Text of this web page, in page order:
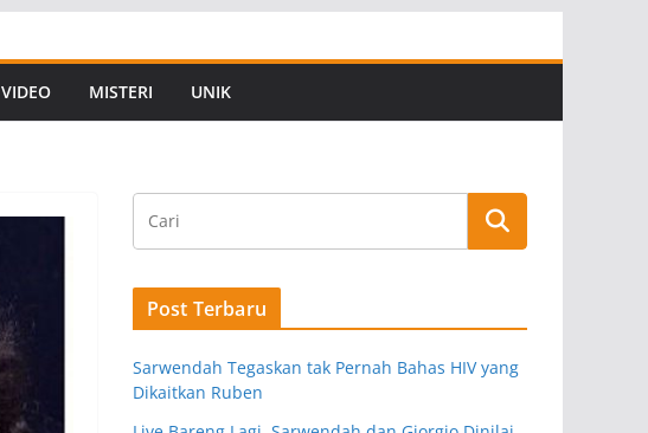
VIDEO MISTERI UNIK
Post Terbaru
Sarwendah Tegaskan tak Pernah Bahas HIV yang
Dikaitkan Ruben